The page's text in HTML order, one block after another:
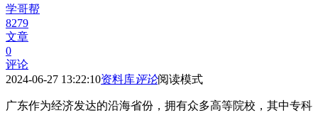
学哥帮
8279
文章
0
评论
2024-06-27 13:22:10资料库评论阅读模式
广东作为经济发达的沿海省份，拥有众多高等院校，其中专科